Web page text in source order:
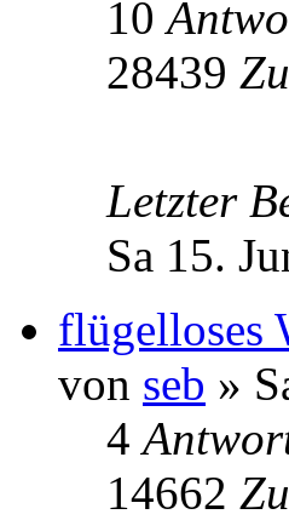
10
28439
Letzter
Sa 15.
flügelloses
von seb »
4
14662